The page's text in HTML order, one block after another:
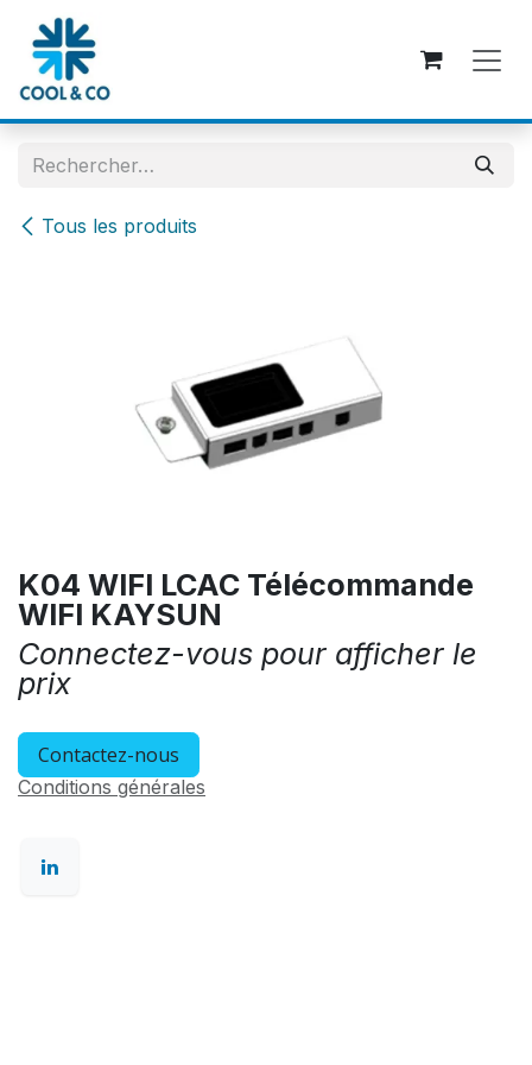
Se rendre au contenu
Tous les produits
K04 WIFI LCAC Télécommande
WIFI KAYSUN
Connectez-vous pour afficher le
prix
Contactez-nous
Conditions générales